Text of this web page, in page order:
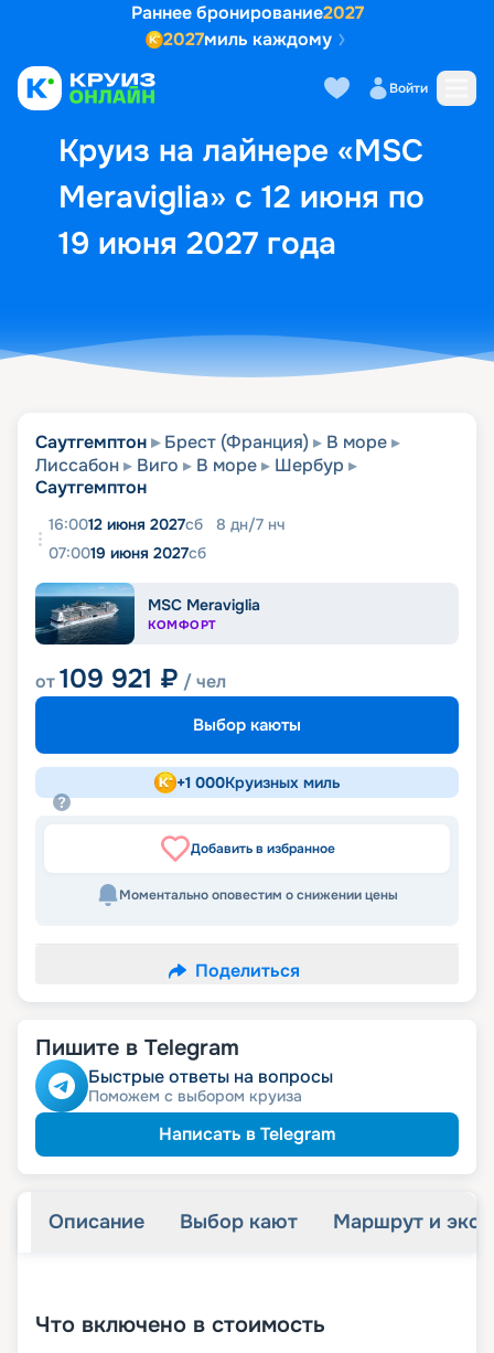
Раннее бронирование2027
2027миль каждому
Войти
Круиз на лайнере «MSC
Meraviglia» с 12 июня по
19 июня 2027 года
Выбор кают Маршрут и
Саутгемптон Брест (Франция)
В море
Лиссабон
Виго В море
Шербур
Саутгемптон
16:0012 июня 2027сб 8 дн/7 нч
07:0019 июня 2027сб
MSC Meraviglia
КОМФОРТ
от109 921 ₽ / чел
Выбор каюты
+1 000Круизных миль
Добавить в избранное
Моментально оповестим о снижении цены
Поделиться
Пишите в Telegram
Быстрые ответы на вопросы
Поможем с выбором круиза
Написать в Telegram
Описание Выбор кают Маршрут и
Что включено в стоимость